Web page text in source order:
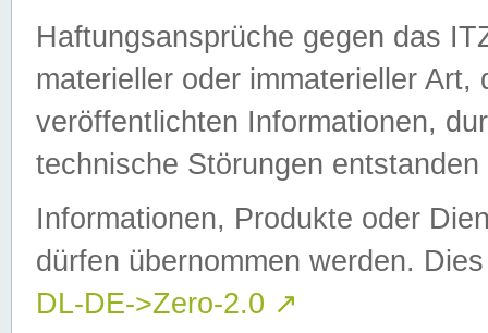
Haftungsansprüche gegen das
materieller oder immaterieller
veröffentlichten Informationen,
technische Störungen
Informationen, Produkte oder
dürfen übernommen werden.
DL-DE->Zero-2.0 ↗